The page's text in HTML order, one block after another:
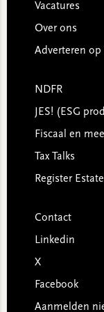
Vacatures
Over ons
Adverteren op
NDFR
JES! (ESG
Fiscaal en
Tax Talks
Register
Contact
Linkedin
X
Facebook
Aanmelden